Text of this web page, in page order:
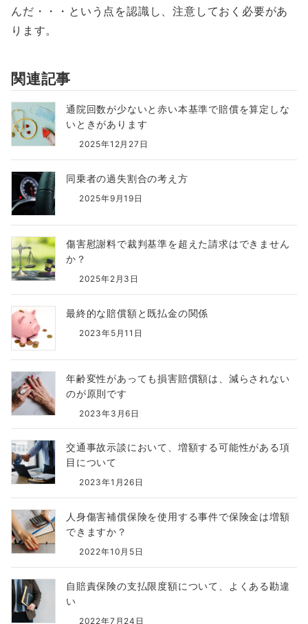
んだ・・・という点を認識し、注意しておく必要があ
ります。
関連記事
通院回数が少ないと赤い本基準で賠償を算定しな
いときがあります
2025年12月27日
同乗者の過失割合の考え方
2025年9月19日
傷害慰謝料で裁判基準を超えた請求はできません
か？
2025年2月3日
最終的な賠償額と既払金の関係
2023年5月11日
年齢変性があっても損害賠償額は、減らされない
のが原則です
2023年3月6日
交通事故示談において、増額する可能性がある項
目について
2023年1月26日
人身傷害補償保険を使用する事件で保険金は増額
できますか？
2022年10月5日
自賠責保険の支払限度額について、よくある勘違
い
2022年7月24日